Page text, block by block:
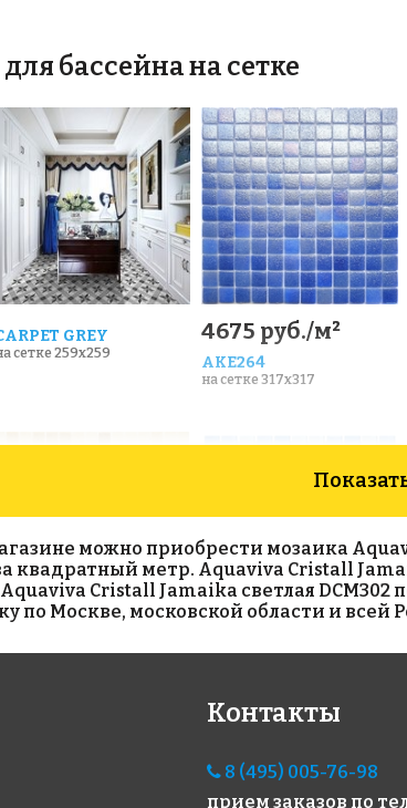
бассейна на сетке
GREY
сетке 259x259
4675 руб./м²
AKE264
на сетке 317x317
руб./м² 2850 руб./м²
на сетке 300x300
можно приобрести мозаика
квадратный метр. Aquaviva Сristall
Сristall Jamaika светлая
по Москве, московской области и всей
Контакты
8 (495) 005-76-98
прием заказов по